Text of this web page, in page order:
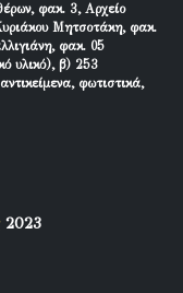
φακ. 3, Αρχείο
Μητσοτάκη, φακ.
φακ. 05
υλικό), β) 253
φωτιστικά,
2023